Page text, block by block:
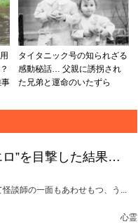
タイタニック号の知られざる
感動秘話… 父親に誘拐され
た兄弟と運命のいたずら
”を目撃した結果…
談師の一面もあわせもつ、う...
心霊